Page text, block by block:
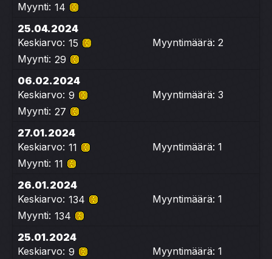
Myynti: 14
25.04.2024
Keskiarvo: 15
Myyntimäärä: 2
Myynti: 29
06.02.2024
Keskiarvo: 9
Myyntimäärä: 3
Myynti: 27
27.01.2024
Keskiarvo: 11
Myyntimäärä: 1
Myynti: 11
26.01.2024
Keskiarvo: 134
Myyntimäärä: 1
Myynti: 134
25.01.2024
Keskiarvo: 9
Myyntimäärä: 1